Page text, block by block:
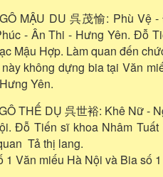
MẬU DU 呉茂愉: Phù Vệ
- Ân Thi - Hưng Yên. Đỗ
Mậu Hợp. Làm quan đến
không dựng bia tại Văn
Yên.
THẾ DỤ 呉世裕: Khê Nữ -
Đỗ Tiến sĩ khoa Nhâm
Tả thị lang.
1 Văn miếu Hà Nội và Bia số